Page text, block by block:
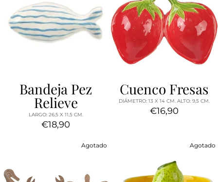
Bandeja Pez
Relieve
LARGO: 26,5 X 11,5 CM.
€18,90
Cuenco Fresas
DIÁMETRO: 13 X 14 CM. ALTO: 9,5 CM.
€16,90
Agotado Agotado